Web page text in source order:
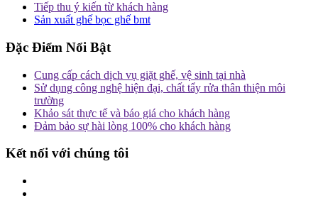
Tiếp thu ý kiến từ khách hàng
Sản xuất ghế bọc ghế bmt
Đặc Điểm Nổi Bật
Cung cấp cách dịch vụ giặt ghế, vệ sinh tại nhà
Sử dụng công nghệ hiện đại, chất tẩy rửa thân thiện môi
trường
Khảo sát thực tế và báo giá cho khách hàng
Đảm bảo sự hài lòng 100% cho khách hàng
Kết nối với chúng tôi